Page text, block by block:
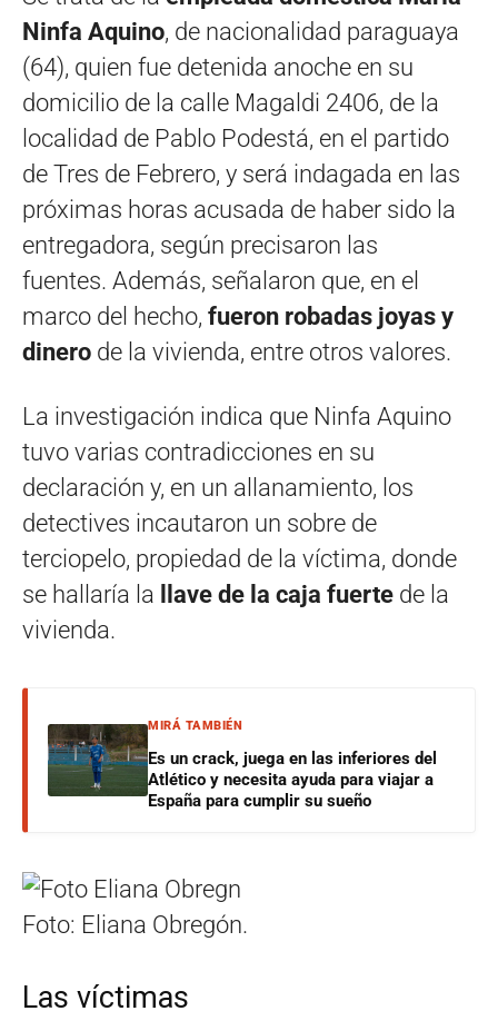
Ninfa Aquino, de nacionalidad paraguaya
(64), quien fue detenida anoche en su
domicilio de la calle Magaldi 2406, de la
localidad de Pablo Podestá, en el partido
de Tres de Febrero, y será indagada en las
próximas horas acusada de haber sido la
entregadora, según precisaron las
fuentes. Además, señalaron que, en el
marco del hecho, fueron robadas joyas y
dinero de la vivienda, entre otros valores.
La investigación indica que Ninfa Aquino
tuvo varias contradicciones en su
declaración y, en un allanamiento, los
detectives incautaron un sobre de
terciopelo, propiedad de la víctima, donde
se hallaría la
llave de la caja fuerte de la
vivienda.
MIRÁ TAMBIÉN
Es un crack, juega en las inferiores del
Atlético y necesita ayuda para viajar a
España para cumplir su sueño
Foto: Eliana Obregón.
Las víctimas